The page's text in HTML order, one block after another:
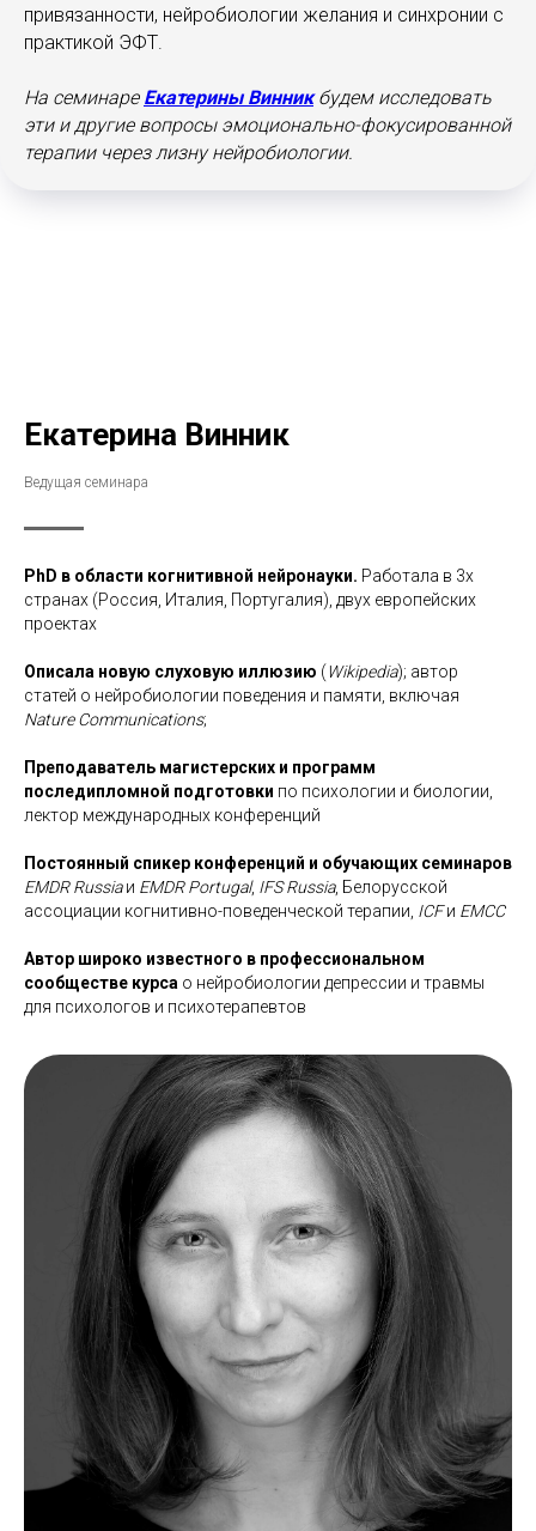
привязанности, нейробиологии желания и синхронии с
практикой ЭФТ.
На семинаре Екатерины Винник будем исследовать
эти и другие вопросы эмоционально-фокусированной
терапии через лизну нейробиологии.
Екатерина Винник
Ведущая семинара
PhD в области когнитивной нейронауки. Работала в 3х
странах (Россия, Италия, Португалия), двух европейских
проектах
Описала новую слуховую иллюзию (Wikipedia); автор
статей о нейробиологии поведения и памяти, включая
Nature Communications;
Преподаватель магистерских и программ
последипломной подготовки по психологии и биологии,
лектор международных конференций
Постоянный спикер конференций и обучающих семинаров
EMDR Russiaи EMDR Portugal, IFS Russia, Белорусской
ассоциации когнитивно-поведенческой терапии, ICFи EMCC
Автор широко известного в профессиональном
сообществе курса о нейробиологии депрессии и травмы
для психологов и психотерапевтов